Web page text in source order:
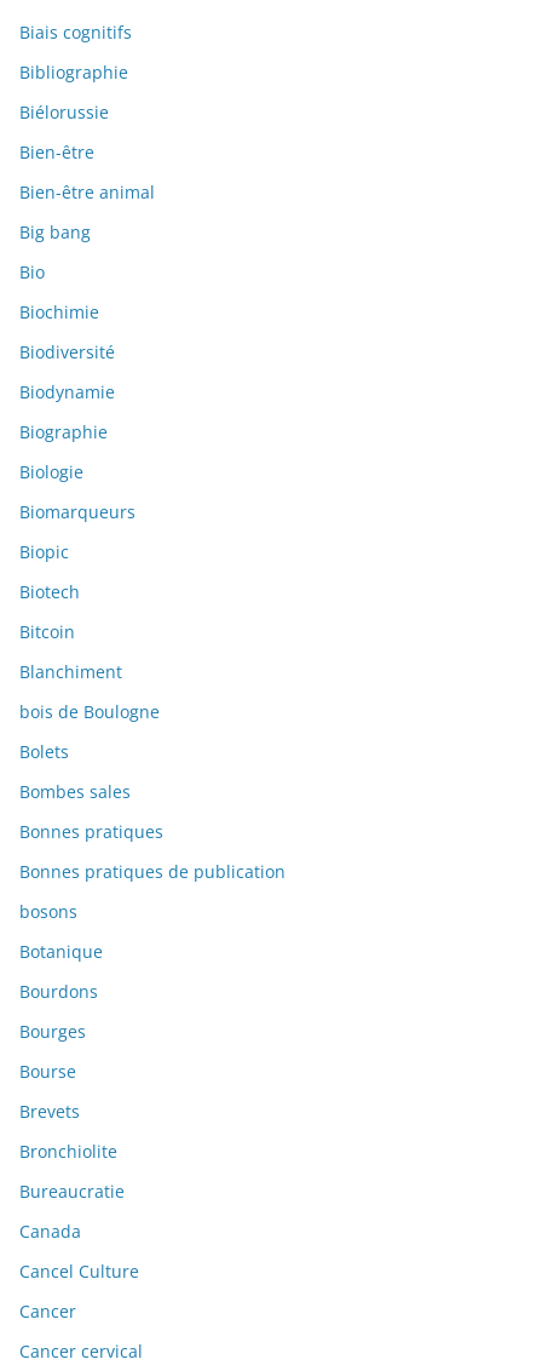
Biais cognitifs
Bibliographie
Biélorussie
Bien-être
Bien-être animal
Big bang
Bio
Biochimie
Biodiversité
Biodynamie
Biographie
Biologie
Biomarqueurs
Biopic
Biotech
Bitcoin
Blanchiment
bois de Boulogne
Bolets
Bombes sales
Bonnes pratiques
Bonnes pratiques de publication
bosons
Botanique
Bourdons
Bourges
Bourse
Brevets
Bronchiolite
Bureaucratie
Canada
Cancel Culture
Cancer
Cancer cervical